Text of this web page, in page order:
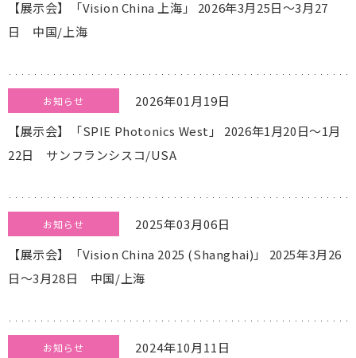
【展示会】「Vision China 上海」 2026年3月25日～3月27
日 中国/上海
2026年01月19日
お知らせ
【展示会】「SPIE Photonics West」 2026年1月20日～1月
22日 サンフランシスコ/USA
2025年03月06日
お知らせ
【展示会】「Vision China 2025 (Shanghai)」 2025年3月26
日～3月28日 中国/上海
2024年10月11日
お知らせ